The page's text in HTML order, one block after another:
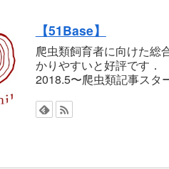
【51Base】
爬虫類飼育者に向けた総
かりやすいと好評です．
2018.5〜爬虫類記事スタ